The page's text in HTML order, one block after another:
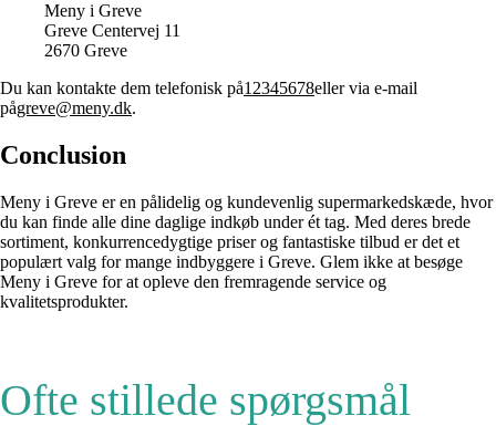
Meny i Greve
Greve Centervej 11
2670 Greve
Du kan kontakte dem telefonisk på12345678eller via e-mail
pågreve@meny.dk.
Conclusion
Meny i Greve er en pålidelig og kundevenlig supermarkedskæde, hvor
du kan finde alle dine daglige indkøb under ét tag. Med deres brede
sortiment, konkurrencedygtige priser og fantastiske tilbud er det et
populært valg for mange indbyggere i Greve. Glem ikke at besøge
Meny i Greve for at opleve den fremragende service og
kvalitetsprodukter.
Ofte stillede spørgsmål